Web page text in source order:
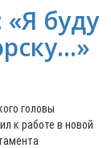
«Я буду
головы
к работе в новой